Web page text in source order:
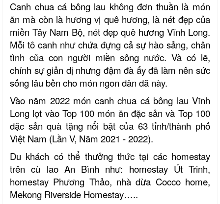
Canh chua cá bông lau không đơn thuần là món
ăn mà còn là hương vị quê hương, là nét đẹp của
miền Tây Nam Bộ, nét đẹp quê hương Vĩnh Long.
Mỗi tô canh như chứa đựng cả sự hào sảng, chân
tình của con người miền sông nước. Và có lẽ,
chính sự giản dị nhưng đậm đà ấy đã làm nên sức
sống lâu bền cho món ngon dân dã này.
Vào năm 2022 món canh chua cá bông lau Vĩnh
Long lọt vào Top 100 món ăn đặc sản và Top 100
đặc sản quà tặng nổi bật của 63 tỉnh/thành phố
Việt Nam (Lần V, Năm 2021 - 2022).
Du khách có thể thưởng thức tại các homestay
trên cù lao An Bình như: homestay Út Trinh,
homestay Phương Thảo, nhà dừa Cocco home,
Mekong Riverside Homestay…..